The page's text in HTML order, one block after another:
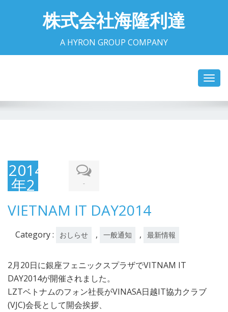
株式会社海隆利達
A HYRON GROUP COMPANY
2014
年2
24
日
-
VIETNAM IT DAY2014
Category : おしらせ , 一般通知 , 最新情報
2月20日に銀座フェニックスプラザでVITNAM IT
DAY2014が開催されました。
LZTベトナムのフォン社長がVINASA日越IT協力クラブ
(VJC)会長として開会挨拶、